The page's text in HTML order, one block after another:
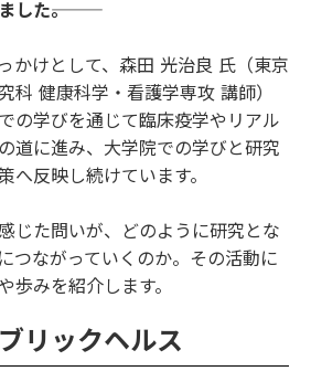
た―――。
かけとして、森田 光治良 氏（東京
科 健康科学・看護学専攻 講師）
の学びを通じて臨床疫学やリアル
道に進み、大学院での学びと研究
へ反映し続けています。
じた問いが、どのように研究とな
つながっていくのか。その活動に
歩みを紹介します。
リックヘルス